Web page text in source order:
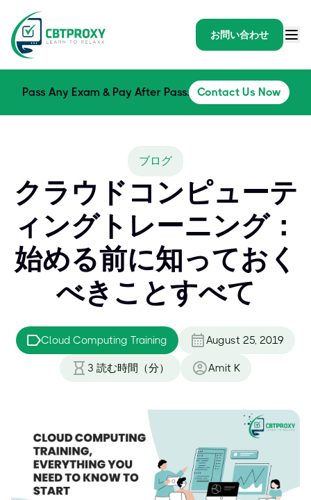
お問い合わせ
Pass Any Exam & Pay After Pass. Contact Us Now
ブログ
クラウドコンピューテ
ィングトレーニング：
始める前に知っておく
べきことすべて
Cloud Computing Training August 25, 2019
3 読む時間（分） Amit K